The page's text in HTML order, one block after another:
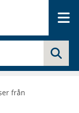
från